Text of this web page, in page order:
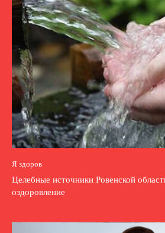
Я здоров
Целебные источники Ровенской
оздоровление